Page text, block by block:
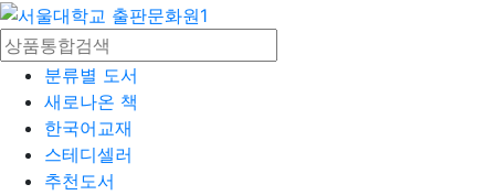
분류별 도서
새로나온 책
한국어교재
스테디셀러
추천도서